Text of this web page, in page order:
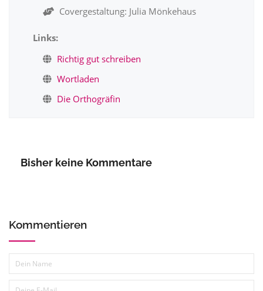
Covergestaltung: Julia Mönkehaus
Links:
Richtig gut schreiben
Wortladen
Die Orthogräfin
Bisher keine Kommentare
Kommentieren